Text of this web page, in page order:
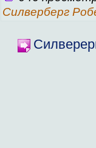
Силверберг